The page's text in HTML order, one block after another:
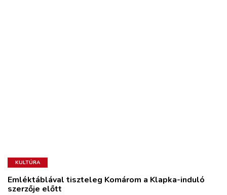
KULTÚRA
Emléktáblával tiszteleg Komárom a Klapka-induló
szerzője előtt